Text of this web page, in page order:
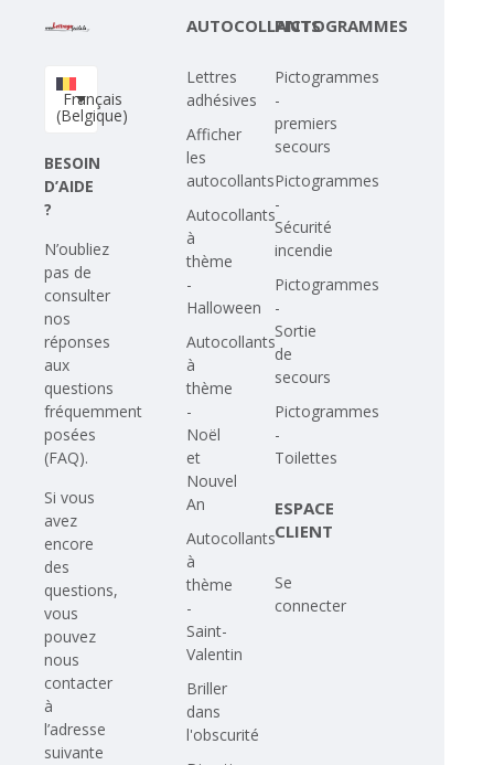
Français
(Belgique)
BESOIN
D’AIDE
?
N’oubliez
pas de
consulter
nos
réponses
aux
questions
fréquemment
posées
(FAQ).
Si vous
avez
encore
des
questions,
vous
pouvez
nous
contacter
à
l’adresse
suivante
AUTOCOLLANTS
Lettres
adhésives
Afficher
les
autocollants
Autocollants
à
thème
-
Halloween
Autocollants
à
thème
-
Noël
et
Nouvel
An
Autocollants
à
thème
-
Saint-
Valentin
Briller
dans
l'obscurité
PICTOGRAMMES
Pictogrammes
-
premiers
secours
Pictogrammes
-
Sécurité
incendie
Pictogrammes
-
Sortie
de
secours
Pictogrammes
-
Toilettes
ESPACE
CLIENT
Se
connecter